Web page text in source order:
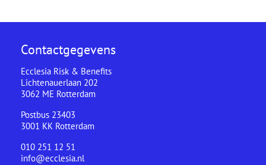
Contactgegevens
Ecclesia Risk & Benefits
Lichtenauerlaan 202
3062 ME Rotterdam
Postbus 23403
3001 KK Rotterdam
010 251 12 51
info@ecclesia.nl